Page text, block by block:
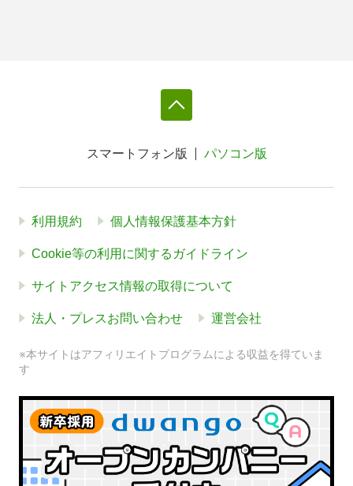
スマートフォン版 パソコン版
利用規約 個人情報保護基本方針
Cookie等の利用に関するガイドライン
サイトアクセス情報の取得について
法人・プレスお問い合わせ 運営会社
※本サイトはアフィリエイトプログラムによる収益を得ていま
す